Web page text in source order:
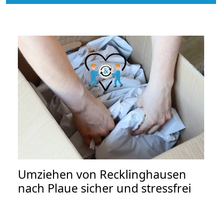
Umziehen von Recklinghausen
nach Plaue sicher und stressfrei